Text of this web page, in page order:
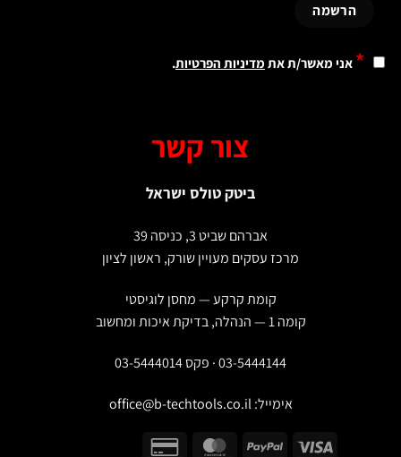
אני מאשר/ת אתמדיניות הפרטיות.
צור קשר
ביטק טולס ישראל
אברהם שביט 3, כניסה 39
מרכז עסקים מעויין שורק, ראשון לציון
קומת קרקע — מחסן לוגיסטי
03-5444144 · פקס 03-5444014
אימייל:office@b-techtools.co.il